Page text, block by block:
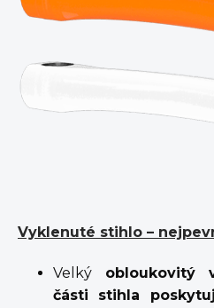
Vyklenuté stihlo –
Velký obloukovitý
části stihla